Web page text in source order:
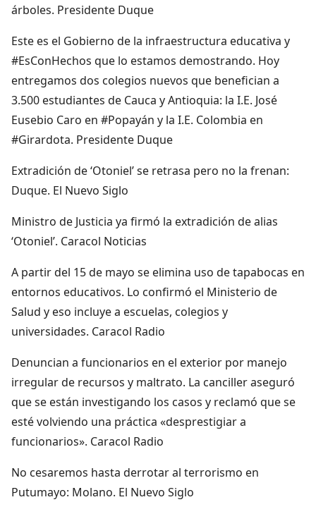
árboles. Presidente Duque
Este es el Gobierno de la infraestructura educativa y
#EsConHechos que lo estamos demostrando. Hoy
entregamos dos colegios nuevos que benefician a
3.500 estudiantes de Cauca y Antioquia: la I.E. José
Eusebio Caro en #Popayán y la I.E. Colombia en
#Girardota. Presidente Duque
Extradición de ‘Otoniel’ se retrasa pero no la frenan:
Duque. El Nuevo Siglo
Ministro de Justicia ya firmó la extradición de alias
‘Otoniel’. Caracol Noticias
A partir del 15 de mayo se elimina uso de tapabocas en
entornos educativos. Lo confirmó el Ministerio de
Salud y eso incluye a escuelas, colegios y
universidades. Caracol Radio
Denuncian a funcionarios en el exterior por manejo
irregular de recursos y maltrato. La canciller aseguró
que se están investigando los casos y reclamó que se
esté volviendo una práctica «desprestigiar a
funcionarios». Caracol Radio
No cesaremos hasta derrotar al terrorismo en
Putumayo: Molano. El Nuevo Siglo